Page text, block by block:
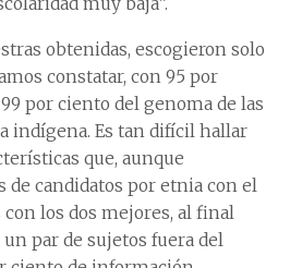
obtenidas, escogieron solo
constatar, con 95 por
por ciento del genoma de las
indígena. Es tan difícil hallar
que, aunque
de candidatos por etnia con el
los dos mejores, al final
par de sujetos fuera del